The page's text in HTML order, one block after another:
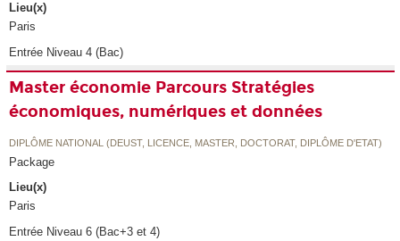
Lieu(x)
Paris
Entrée Niveau 4 (Bac)
Master économie Parcours Stratégies
économiques, numériques et données
DIPLÔME NATIONAL (DEUST, LICENCE, MASTER, DOCTORAT, DIPLÔME D'ETAT)
Package
Lieu(x)
Paris
Entrée Niveau 6 (Bac+3 et 4)